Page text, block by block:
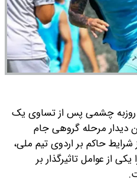
روزبه چشمی پس از تساوی یک
دیدار مرحله گروهی جام
شدید از شرایط حاکم بر اردوی تیم ملی،
از عوامل تاثیرگذار بر